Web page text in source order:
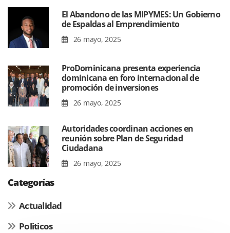
El Abandono de las MIPYMES: Un Gobierno
de Espaldas al Emprendimiento
26 mayo, 2025
ProDominicana presenta experiencia
dominicana en foro internacional de
promoción de inversiones
26 mayo, 2025
Autoridades coordinan acciones en
reunión sobre Plan de Seguridad
Ciudadana
26 mayo, 2025
Categorías
Actualidad
Politicos